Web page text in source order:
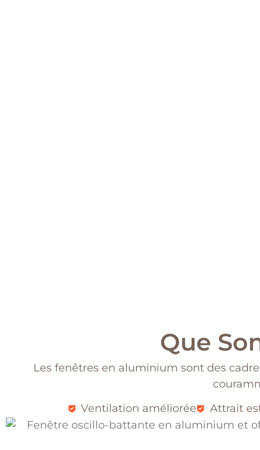
Que
Les fenêtres en aluminium sont des
Ventilation améliorée
Attrait